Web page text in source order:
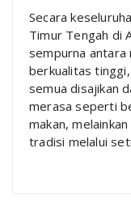
Secara
Timur Tengah di
sempurna antara
berkualitas
semua disajikan
merasa seperti
makan,
tradisi melalui